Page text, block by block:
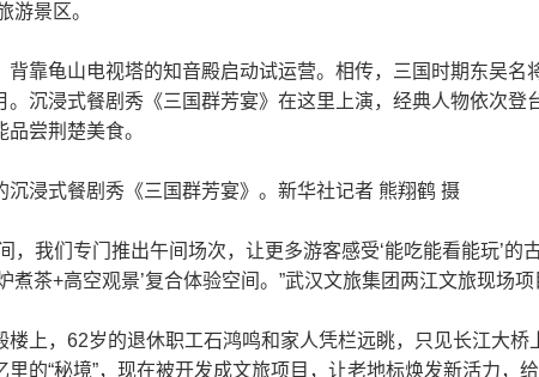
游景区。
背靠龟山电视塔的知音殿启动试运营。相传，三国时期东吴
。沉浸式餐剧秀《三国群芳宴》在这里上演，经典人物依次
尝荆楚美食。
沉浸式餐剧秀《三国群芳宴》。新华社记者 熊翔鹤 摄
，我们专门推出午间场次，让更多游客感受‘能吃能看能玩’
煮茶+高空观景’复合体验空间。”武汉文旅集团两江文旅现场项
楼上，62岁的退休职工石鸿鸣和家人凭栏远眺，只见长江大
里的“秘境”，现在被开发成文旅项目，让老地标焕发新活力，